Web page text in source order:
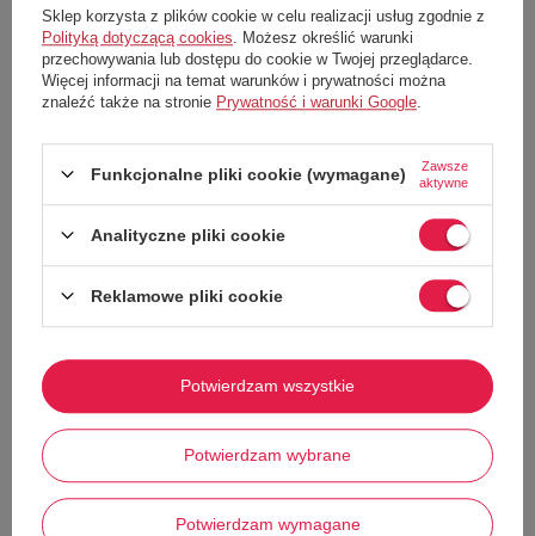
XS S M XS
Sweatshirt HD bawełniana z
kapturem
Champion
Cena katalogowa: 329,00 zł
148,00 zł
Najniższa cena z 30 dni przed obniżką:
Sweatshirt HD bawełniana z
kapturem biała r. S
Cena katalogowa:
167,00 zł
Najniższa cena z 30 dni przed obniżką:
Sklep korzysta z plików cookie w celu realizacji usług zgodnie z
Polityką dotyczącą cookies . Możesz określić warunki
przechowywania lub dostępu do cookie w Twojej przeglądarce.
Więcej informacji na temat warunków i prywatności można
znaleźć także na stronie Prywatność i warunki Google
Funkcjonalne pliki cookie (wymagane)
Zawsze
aktywne
Analityczne pliki cookie
Reklamowe pliki cookie
Potwierdzam wybrane
Potwierdzam wymagane
Potwierdzam wszystkie